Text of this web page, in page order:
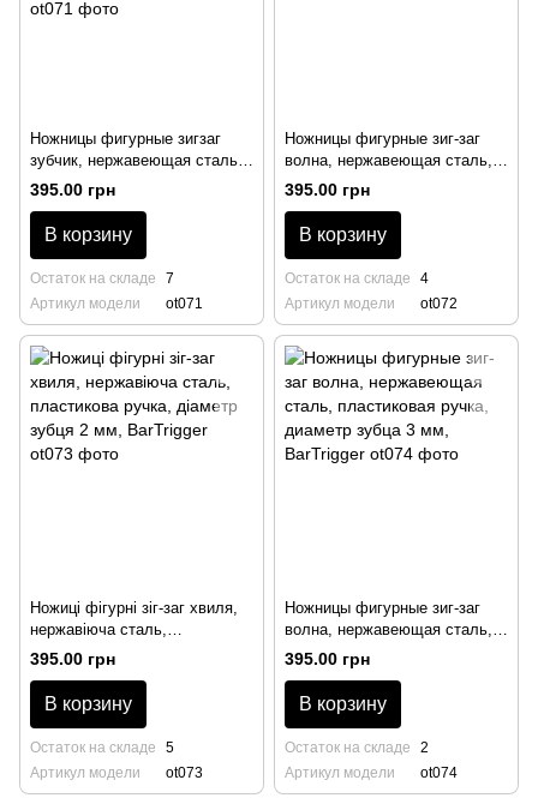
Ножницы фигурные зигзаг
зубчик, нержавеющая сталь,
пластиковая ручка, диаметр
зубца 1.5 мм, BarTrigger
395.00 грн
В корзину
Остаток на складе
7
Артикул модели
ot071
Ножницы фигурные зиг-заг
волна, нержавеющая сталь,
пластиковая ручка, диаметр
зубца 1.5 мм, BarTrigger
395.00 грн
В корзину
Остаток на складе
4
Артикул модели
ot072
Ножиці фігурні зіг-заг хвиля,
нержавіюча сталь,
пластикова ручка, діаметр
зубця 2 мм, BarTrigger
395.00 грн
В корзину
Остаток на складе
5
Артикул модели
ot073
Ножницы фигурные зиг-заг
волна, нержавеющая сталь,
пластиковая ручка, диаметр
зубца 3 мм, BarTrigger
395.00 грн
В корзину
Остаток на складе
2
Артикул модели
ot074